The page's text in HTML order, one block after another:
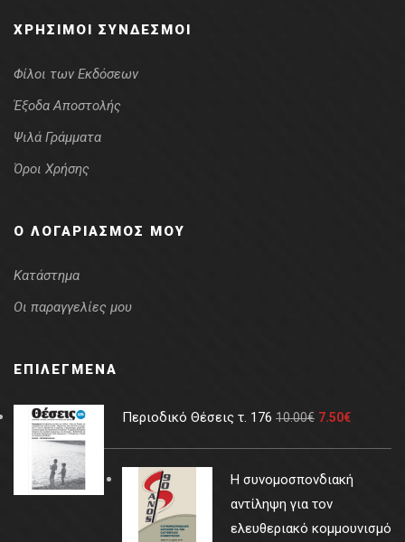
ΧΡΉΣΙΜΟΙ ΣΎΝΔΕΣΜΟΙ
Φίλοι των Εκδόσεων
Έξοδα Αποστολής
Ψιλά Γράμματα
Όροι Χρήσης
Ο ΛΟΓΑΡΙΑΣΜΌΣ ΜΟΥ
Κατάστημα
Οι παραγγελίες μου
ΕΠΙΛΕΓΜΈΝΑ
Περιοδικό Θέσεις τ. 176 10.00€ 7.50€
Η συνομοσπονδιακή
αντίληψη για τον
ελευθεριακό κομμουνισμό